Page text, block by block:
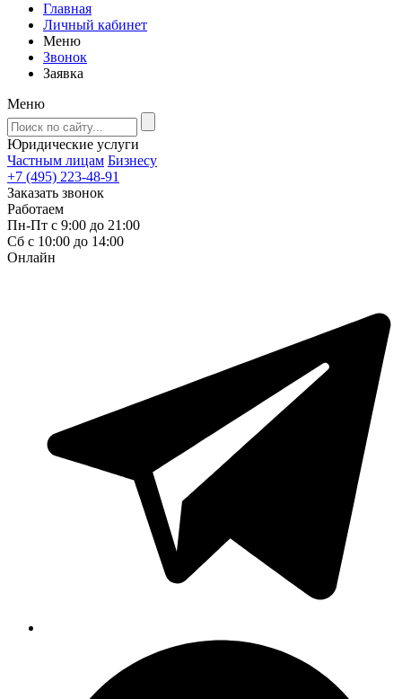
Главная
Личный кабинет
Меню
Звонок
Заявка
Меню
Юридические услуги
Частным лицам Бизнесу
+7 (495) 223-48-91
Заказать звонок
Работаем
Пн-Пт с 9:00 до 21:00
Сб с 10:00 до 14:00
Онлайн